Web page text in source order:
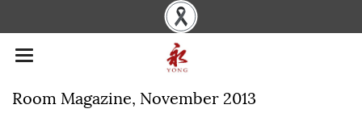
Room Magazine, November 2013